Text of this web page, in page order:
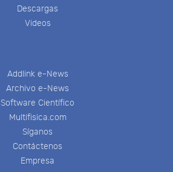
Descargas
Videos
Addlink e-News
Archivo e-News
Software Científico
Multifisica.com
Síganos
Contáctenos
Empresa